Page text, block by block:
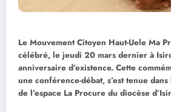
Le Mouvement Citoyen Haut-Uele Ma
célébré, le jeudi 20 mars dernier à
anniversaire d’existence. Cette
une conférence-débat, s’est tenue
de l’espace La Procure du diocèse